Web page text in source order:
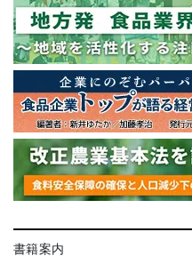
書籍案内